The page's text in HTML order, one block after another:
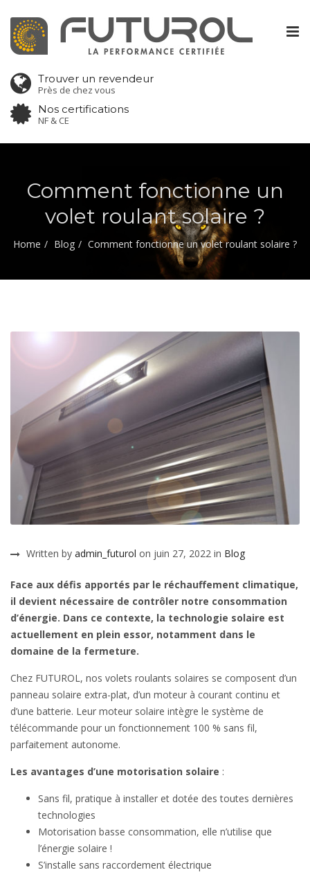
Trouver un revendeur
Près de chez vous
Nos certifications
NF & CE
Comment fonctionne un
volet roulant solaire ?
Home Blog Comment fonctionne un volet roulant solaire ?
Written by admin_futurol on juin 27, 2022 in Blog
Face aux défis apportés par le réchauffement climatique,
il devient nécessaire de contrôler notre consommation
d’énergie. Dans ce contexte, la technologie solaire est
actuellement en plein essor, notamment dans le
domaine de la fermeture.
Chez FUTUROL, nos volets roulants solaires se composent d’un
panneau solaire extra-plat, d’un moteur à courant continu et
d’une batterie. Leur moteur solaire intègre le système de
télécommande pour un fonctionnement 100 % sans fil,
parfaitement autonome.
Les avantages d’une motorisation solaire :
Sans fil, pratique à installer et dotée des toutes dernières
technologies
Motorisation basse consommation, elle n’utilise que
l’énergie solaire !
S’installe sans raccordement électrique